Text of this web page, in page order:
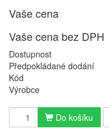
Vaše cena
Vaše cena bez DPH
Dostupnost
Předpokládané dodání
Kód
Výrobce
Do košíku